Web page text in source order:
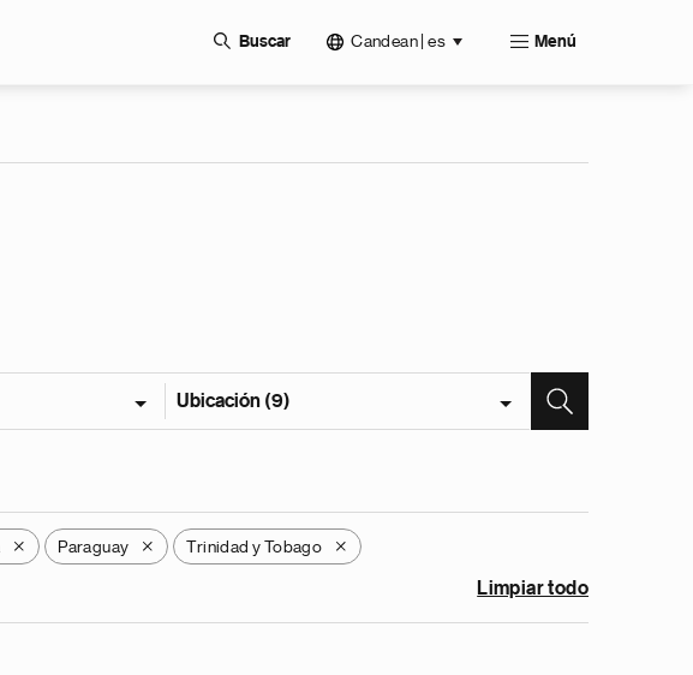
Buscar Candean | es Menú
Ubicación (9)
X Paraguay X Trinidad y Tobago X
Limpiar todo